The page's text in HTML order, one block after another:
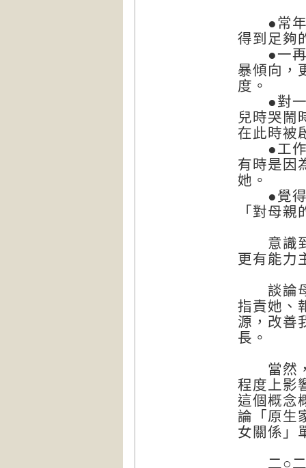
●常年
得到足夠
●一再
暴傾向，
度。
●對一
兒時哭鬧
在此時被
●工作
有時是因
她。
●覺得
「對母
意識到
更有能力
談論母
指責她、
源，改善
長。
當然，
程度上影
這個概念
論「原生
女關係」
二○二